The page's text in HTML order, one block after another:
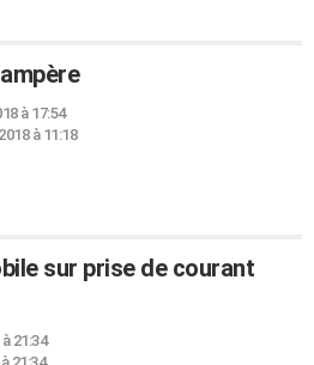
à 17:54
à 11:18
sur prise de courant
21:34